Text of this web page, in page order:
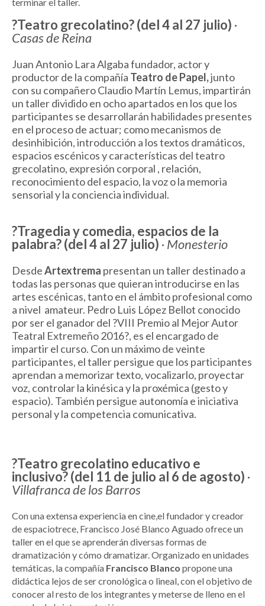
terminar el taller.
?Teatro grecolatino? (del 4 al 27 julio) ·
Casas de Reina
Juan Antonio Lara Algaba fundador, actor y
productor de la compañía Teatro de Papel,junto
con su compañero Claudio Martín Lemus, impartirán
un taller dividido en ocho apartados en los que los
participantes se desarrollarán habilidades presentes
en el proceso de actuar; como mecanismos de
desinhibición, introducción a los textos dramáticos,
espacios escénicos y características del teatro
grecolatino, expresión corporal , relación,
reconocimiento del espacio, la voz o la memoria
sensorial y la conciencia individual.
?Tragedia y comedia, espacios de la
palabra? (del 4 al 27 julio) · Monesterio
DesdeArtextrema presentan un taller destinado a
todas las personas que quieran introducirse en las
artes escénicas, tanto en el ámbito profesional como
a nivel amateur. Pedro Luis López Bellot conocido
por ser el ganador del ?VIII Premio al Mejor Autor
Teatral Extremeño 2016?, es el encargado de
impartir el curso. Con un máximo de veinte
participantes, el taller persigue que los participantes
aprendan a memorizar texto, vocalizarlo, proyectar
voz, controlar la kinésica y la proxémica (gesto y
espacio). También persigue autonomía e iniciativa
personal y la competencia comunicativa.
?Teatro grecolatino educativo e
inclusivo? (del 11 de julio al 6 de agosto) ·
Villafranca de los Barros
Con una extensa experiencia en cine,el fundador y creador
de espaciotrece, Francisco José Blanco Aguado ofrece un
taller en el que se aprenderán diversas formas de
dramatización y cómo dramatizar. Organizado en unidades
temáticas, la compañía Francisco Blanco propone una
didáctica lejos de ser cronológica o lineal, con el objetivo de
conocer al resto de los integrantes y meterse de lleno en el